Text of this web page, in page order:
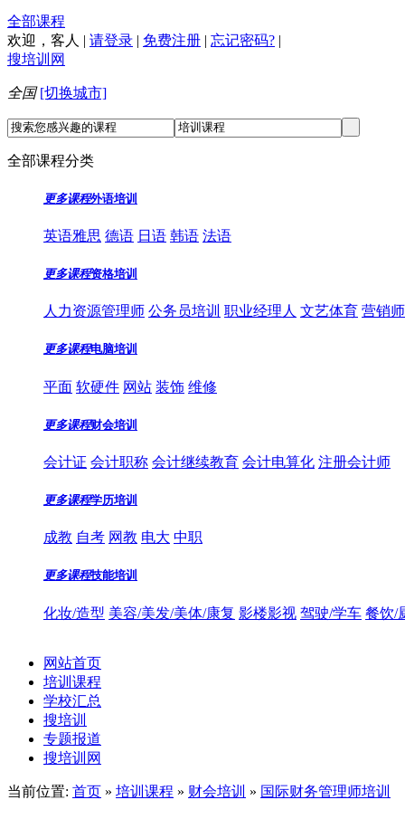
全部课程
欢迎， 客人 | 请登录 | 免费注册 | 忘记密码? |
搜培训网
全国 [切换城市]
全部课程分类
更多课程外语培训
英语雅思 德语 日语 韩语 法语
更多课程资格培训
人力资源管理师 公务员培训 职业经理人 文艺体育 营销
更多课程电脑培训
平面 软硬件 网站 装饰 维修
更多课程财会培训
会计证 会计职称 会计继续教育 会计电算化 注册会计师
更多课程学历培训
成教 自考 网教 电大 中职
更多课程技能培训
化妆/造型 美容/美发/美体/康复 影楼影视 驾驶/学车 餐饮/
网站首页
培训课程
学校汇总
搜培训
专题报道
搜培训网
当前位置: 首页 » 培训课程 » 财会培训 » 国际财务管理师培训